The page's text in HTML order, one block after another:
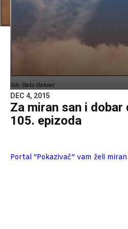
Foto: Marko Marković
DEC 4, 2015
Za miran san i dobar
105. epizoda
Portal “Pokazivač” vam želi